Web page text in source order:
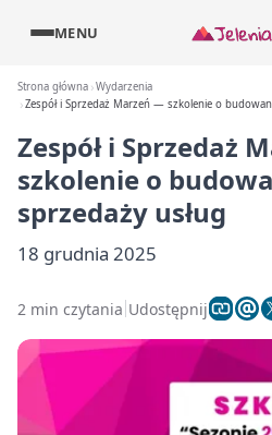
MENU
Strona główna Wydarzenia
Zespół i Sprzedaż Marzeń — szkolenie o
Zespół i Sprzedaż
szkolenie o
sprzedaży usług
18 grudnia 2025
2 min czytania Udostępnij